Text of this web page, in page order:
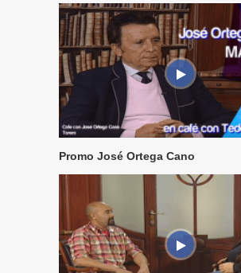
Promo José Ortega Cano